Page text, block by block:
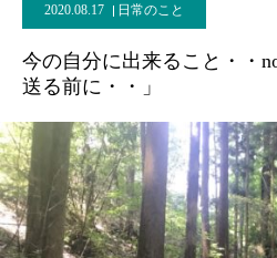
2020.08.17 日常のこと
今の自分に出来ること・・
送る前に・・」